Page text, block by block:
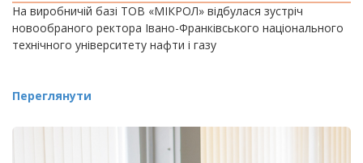
На виробничій базі ТОВ «МІКРОЛ» відбулася зустріч
новообраного ректора Івано-Франківського національного
технічного університету нафти і газу
Переглянути